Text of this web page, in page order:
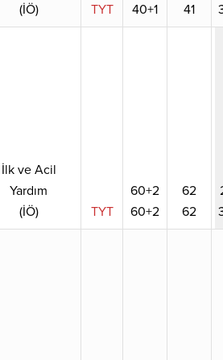
(İÖ)
TYT
40+1
41
İlk ve Acil
Yardım
(İÖ)
TYT
60+2
60+2
62
62